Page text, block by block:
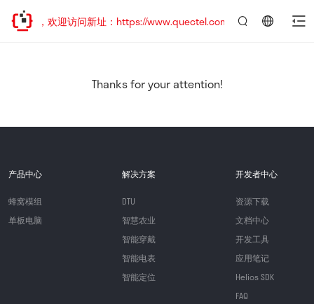
已迁移，欢迎访问新址：https://www.quectel.com.cn
Thanks for your attention!
产品中心
蜂窝模组
单板电脑
解决方案
DTU
智慧农业
智能穿戴
智能电表
智能定位
开发者中心
资源下载
文档中心
开发工具
应用笔记
Helios SDK
FAQ